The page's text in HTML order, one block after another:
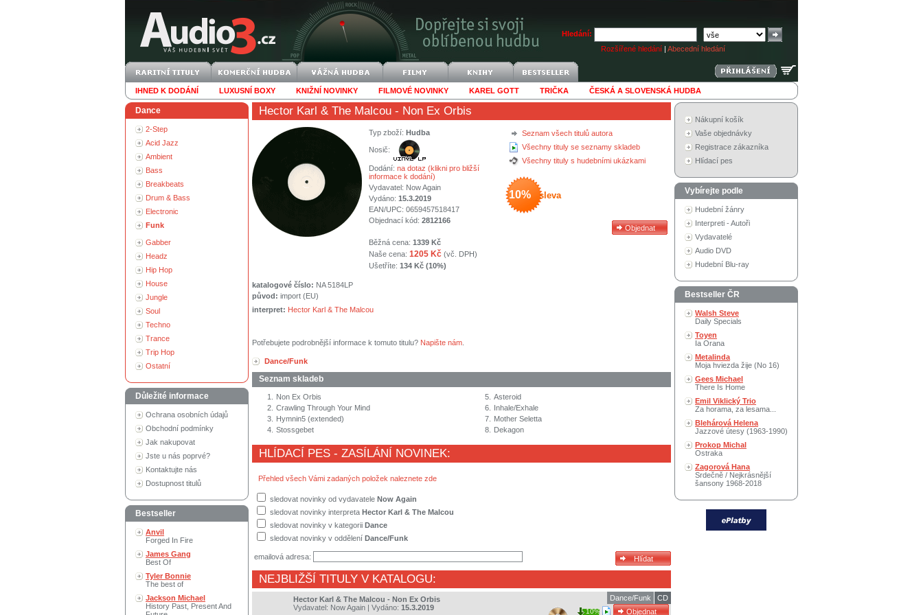
Hledání:
Rozšířené hledání | Abecední hledání
IHNED K DODÁNÍ LUXUSNÍ BOXY KNIŽNÍ NOVINKY FILMOVÉ NOVINKY KAREL GOTT TRIČKA ČESKÁ A SLOVENSKÁ HUDBA
Dance
2-Step
Acid Jazz
Ambient
Bass
Breakbeats
Drum & Bass
Electronic
Funk
Gabber
Headz
Hip Hop
House
Jungle
Soul
Techno
Trance
Trip Hop
Ostatní
Důležité informace
Ochrana osobních údajů
Obchodní podmínky
Jak nakupovat
Jste u nás poprvé?
Kontaktujte nás
Dostupnost titulů
Bestseller
Anvil
Forged In Fire
James Gang
Best Of
Tyler Bonnie
The best of
Jackson Michael
History Past, Present And
Hector Karl & The Malcou - Non Ex Orbis
Seznam všech titulů autora
Všechny tituly se seznamy skladeb
Všechny tituly s hudebními ukázkami
10% sleva
Typ zboží: Hudba
Nosič:
Dodání: na dotaz (klikni pro bližší
informace k dodání)
Vydavatel: Now Again
Vydáno: 15.3.2019
EAN/UPC: 0659457518417
Objednací kód: 2812166
Běžná cena: 1339 Kč
Naše cena: 1205 Kč (vč. DPH)
Ušetříte: 134 Kč (10%)
katalogové číslo: NA 5184LP
původ: import (EU)
interpret: Hector Karl & The Malcou
Potřebujete podrobnější informace k tomuto titulu? Napište nám
Dance/Funk
Seznam skladeb
1.
Non Ex Orbis
2. Crawling Through Your Mind
3.
Hymnin5 (extended)
4. Stossgebet
5. Asteroid
6.
Inhale/Exhale
7.
Mother Seletta
8.
Dekagon
HLÍDACÍ PES - ZASÍLÁNÍ NOVINEK:
Přehled všech Vámi zadaných položek naleznete zde
sledovat novinky od vydavatele Now Again
sledovat novinky interpreta Hector Karl & The Malcou
sledovat novinky v kategorii Dance
sledovat novinky v oddělení Dance/Funk
emailová adresa:
NEJBLIŽŠÍ TITULY V KATALOGU:
Hector Karl & The Malcou - Non Ex Orbis
Vydavatel: Now Again | Vydáno: 15.3.2019
CD
Dance/Funk
10%
Nákupní košík
Vaše objednávky
Registrace zákazníka
Hlídací pes
Vybírejte podle
Hudební žánry
Interpreti - Autoři
Vydavatelé
Audio DVD
Hudební Blu-ray
Bestseller ČR
Walsh Steve
Daily Specials
Toyen
Ia Orana
Metalinda
Moja hviezda žije (No 16)
Gees Michael
There Is Home
Emil Viklický Trio
Za horama, za lesama...
Blehárová Helena
Jazzové útesy (1963-1990)
Prokop Michal
Ostraka
Zagorová Hana
Srdečně / Nejkrásnější
šansony 1968-2018